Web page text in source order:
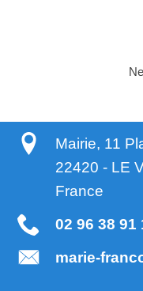
Mairie, 11
22420 - LE
France
02 96 38 91
marie-